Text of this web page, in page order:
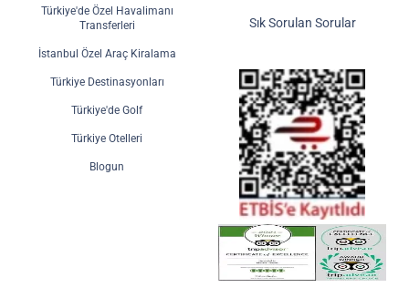
Türkiye'de Özel Havalimanı
Transferleri
İstanbul Özel Araç Kiralama
Türkiye Destinasyonları
Türkiye'de Golf
Türkiye Otelleri
Blogun
Sık Sorulan Sorular